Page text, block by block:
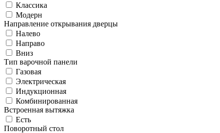
Классика
Модерн
Направление открывания дверцы
Налево
Направо
Вниз
Тип варочной панели
Газовая
Электрическая
Индукционная
Комбинированная
Встроенная вытяжка
Есть
Поворотный стол